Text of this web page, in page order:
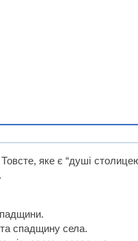
яке є “душі
та спадщину села.